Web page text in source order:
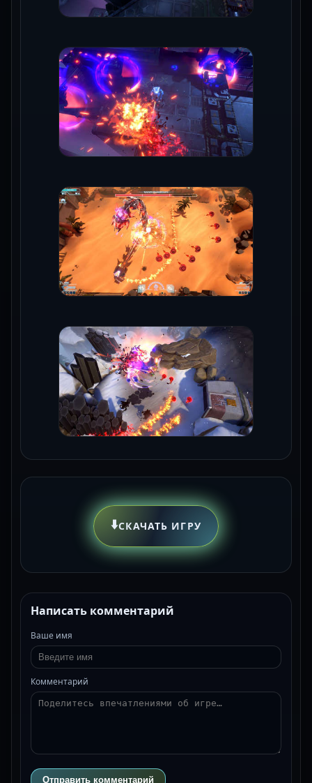
⬇️СКАЧАТЬ ИГРУ
Написать комментарий
Ваше имя
Комментарий
Отправить комментарий